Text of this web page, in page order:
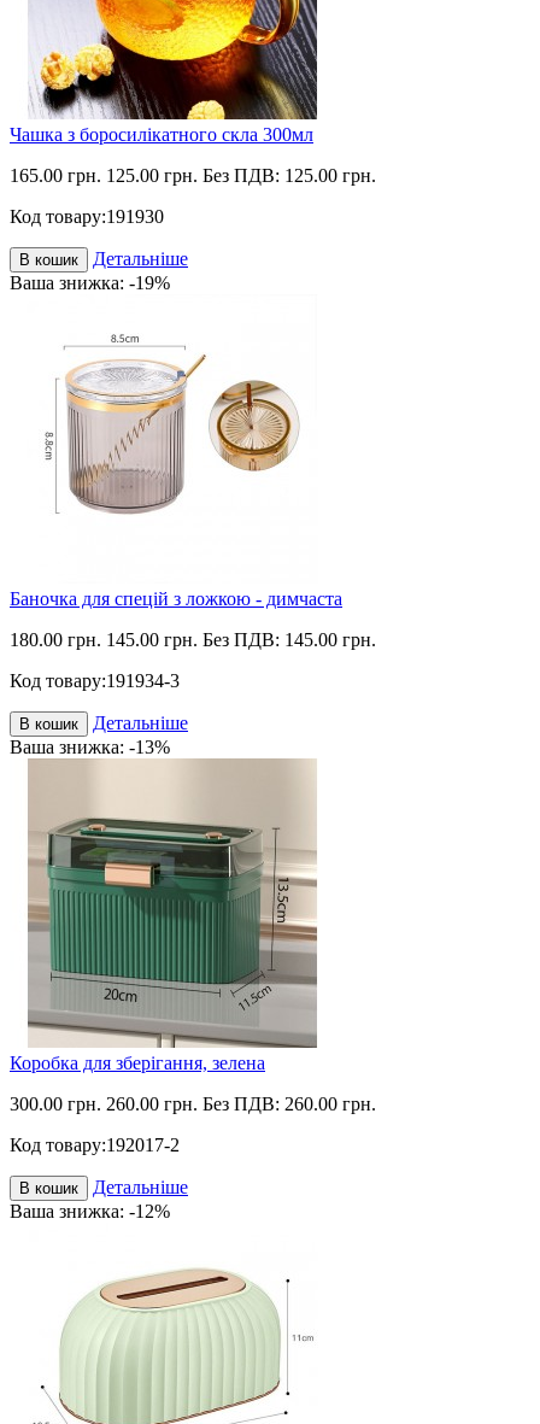
Чашка з боросилікатного скла 300мл
165.00 грн. 125.00 грн. Без ПДВ: 125.00 грн.
Код товару:191930
В кошик
Детальніше
Ваша знижка: -19%
Баночка для спецій з ложкою - димчаста
180.00 грн. 145.00 грн. Без ПДВ: 145.00 грн.
Код товару:191934-3
В кошик
Детальніше
Ваша знижка: -13%
Коробка для зберігання, зелена
300.00 грн. 260.00 грн. Без ПДВ: 260.00 грн.
Код товару:192017-2
В кошик
Детальніше
Ваша знижка: -12%